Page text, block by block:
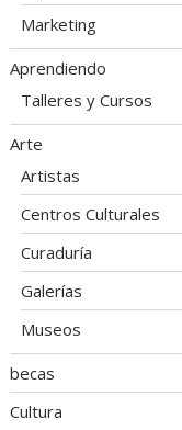
Marketing
Aprendiendo
Talleres y Cursos
Arte
Artistas
Centros Culturales
Curaduría
Galerías
Museos
becas
Cultura